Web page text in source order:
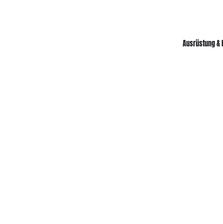
Ausrüstung &